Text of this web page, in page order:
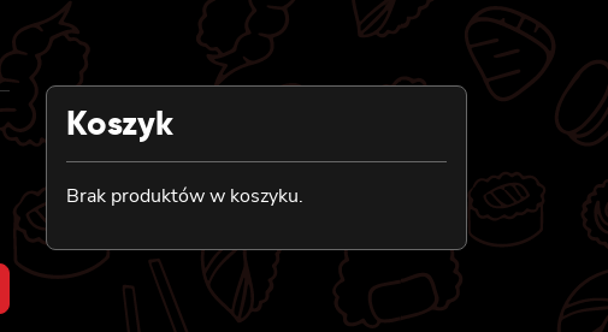
Koszyk
Brak produktów w koszyku.